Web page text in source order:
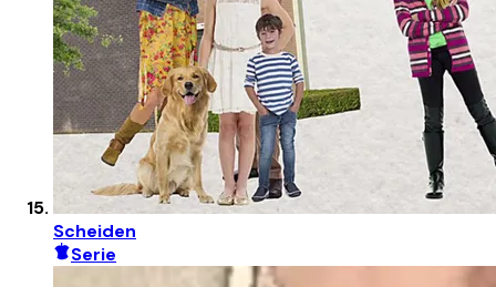
Scheiden
Serie